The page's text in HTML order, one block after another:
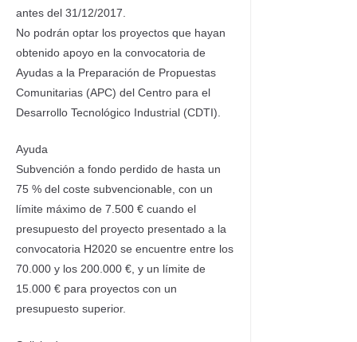
antes del 31/12/2017.
No podrán optar los proyectos que hayan
obtenido apoyo en la convocatoria de
Ayudas a la Preparación de Propuestas
Comunitarias (APC) del Centro para el
Desarrollo Tecnológico Industrial (CDTI).
Ayuda
Subvención a fondo perdido de hasta un
75 % del coste subvencionable, con un
límite máximo de 7.500 € cuando el
presupuesto del proyecto presentado a la
convocatoria H2020 se encuentre entre los
70.000 y los 200.000 €, y un límite de
15.000 € para proyectos con un
presupuesto superior.